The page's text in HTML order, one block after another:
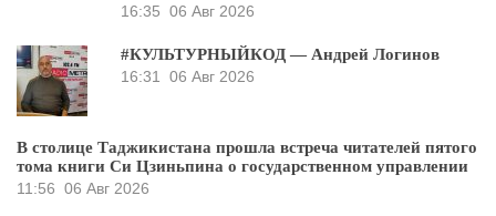
16:35 06 Авг 2026
#КУЛЬТУРНЫЙКОД — Андрей Логинов
16:31
06 Авг 2026
В столице Таджикистана прошла встреча читателей пятого
тома книги Си Цзиньпина о государственном управлении
11:56 06 Авг 2026